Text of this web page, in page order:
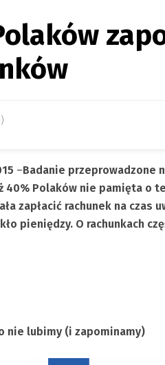
–Badanie przeprowadzone
40% Polaków nie pamięta o
zapłacić rachunek na czas
pieniędzy. O rachunkach
nie lubimy (i zapominamy)